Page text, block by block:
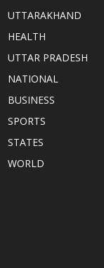
UTTARAKHAND
HEALTH
UTTAR PRADESH
NATIONAL
BUSINESS
SPORTS
STATES
WORLD